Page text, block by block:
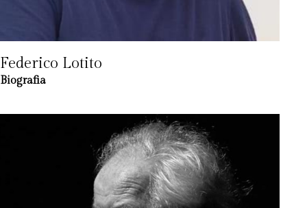
Federico Lotito
Biografia